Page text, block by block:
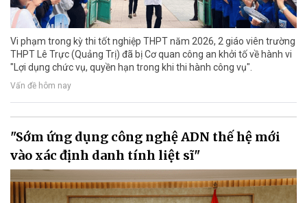
Vi phạm trong kỳ thi tốt nghiệp THPT năm 2026, 2 giáo viên trường
THPT Lê Trực (Quảng Trị) đã bị Cơ quan công an khởi tố về hành vi
"Lợi dụng chức vụ, quyền hạn trong khi thi hành công vụ".
Vấn đề hôm nay
"Sớm ứng dụng công nghệ ADN thế hệ mới
vào xác định danh tính liệt sĩ"